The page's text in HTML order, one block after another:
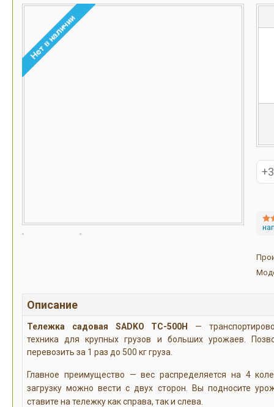
Описание
Тележка садовая SADKO TC-500H —
техника для крупных грузов и больших урожаев.
перевозить за 1 раз до 500 кг груза.
Главное преимущество — вес распределяется на 4
загрузку можно вести с двух сторон. Вы подносите
ставите на тележку как справа, так и слева.